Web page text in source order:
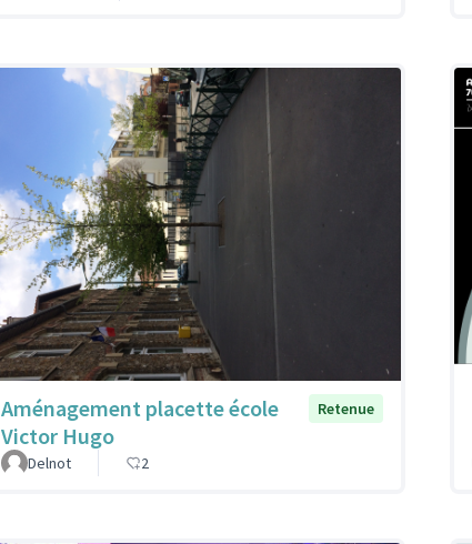
Aménagement placette école
Victor Hugo
Retenue
Delnot 2